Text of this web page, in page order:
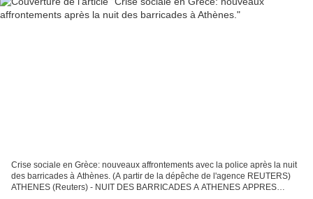
Crise sociale en Grèce: nouveaux affrontements avec la police après la nuit
des barricades à Athènes. (A partir de la dépêche de l'agence REUTERS)
ATHENES (Reuters) - NUIT DES BARRICADES A ATHENES APPRES